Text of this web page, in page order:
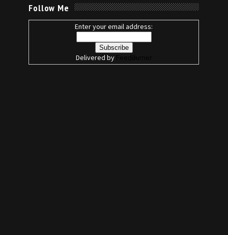
Follow Me
Enter your email address:
Delivered by